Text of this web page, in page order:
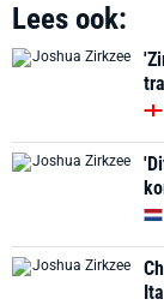
Lees ook: